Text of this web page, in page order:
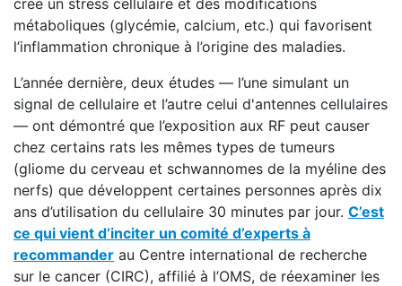
crée un stress cellulaire et des modifications
métaboliques (glycémie, calcium, etc.) qui favorisent
l’inflammation chronique à l’origine des maladies.
L’année dernière, deux études — l’une simulant un
signal de cellulaire et l’autre celui d'antennes cellulaires
— ont démontré que l’exposition aux RF peut causer
chez certains rats les mêmes types de tumeurs
(gliome du cerveau et schwannomes de la myéline des
nerfs) que développent certaines personnes après dix
ans d’utilisation du cellulaire 30 minutes par jour. C’est
ce qui vient d’inciter un comité d’experts à
recommander au Centre international de recherche
sur le cancer (CIRC), affilié à l’OMS, de réexaminer les